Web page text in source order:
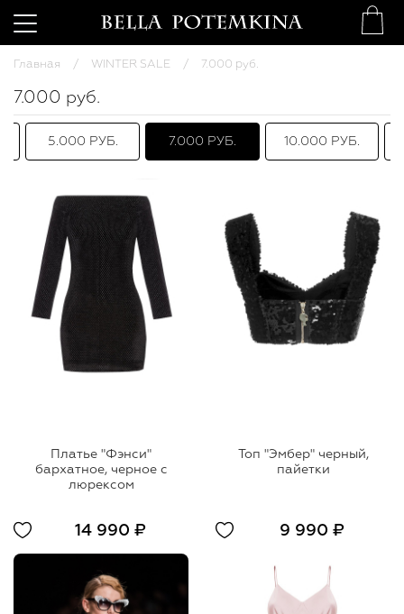
Главная WINTER SALE 7.000 руб.
7.000 руб.
5.000 РУБ. 7.000 РУБ. 10.000 РУБ.
Платье "Фэнси"
бархатное, черное с
люрексом
14 990 ₽
Топ "Эмбер" черный,
пайетки
9 990 ₽